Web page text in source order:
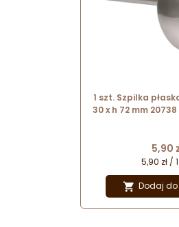
1 szt. Szpilka
30 x h 72 mm
Cena
5,90
5,90 zł /
 Dodaj do